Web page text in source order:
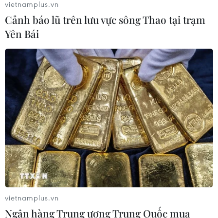
Xem thêm
CƠ QUAN CHỦ QUẢN: THÔNG TẤN XÃ VIỆT NAM
Tổng Biên tập: TRẦN TIẾN DUẨN
Phó Tổng Biên tập: NGUYỄN THỊ TÁM, KHÚC THANH
THỦY
Sở hữu trí tuệ
Quy định sử dụng
RSS
Hỗ trợ
Ngôn ngữ
vietnamplus.vn
Cảnh báo lũ trên lưu vực sông Thao tại trạm
Yên Bái
vietnamplus.vn
Ngân hàng Trung ương Trung Quốc mua